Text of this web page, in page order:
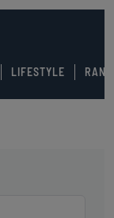
LIFESTYLE